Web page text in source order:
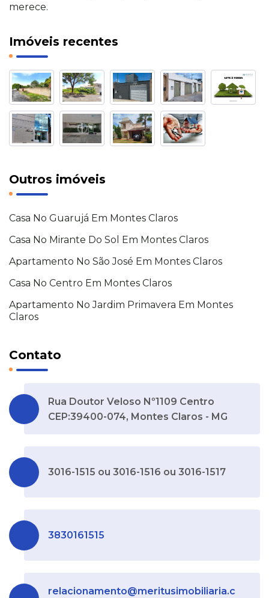
merece.
Imóveis recentes
Outros imóveis
Casa No Guarujá Em Montes Claros
Casa No Mirante Do Sol Em Montes Claros
Apartamento No São José Em Montes Claros
Casa No Centro Em Montes Claros
Apartamento No Jardim Primavera Em Montes
Claros
Contato
Rua Doutor Veloso Nº1109 Centro
CEP:39400-074, Montes Claros - MG
3016-1515 ou 3016-1516 ou 3016-1517
3830161515
relacionamento@meritusimobiliaria.c